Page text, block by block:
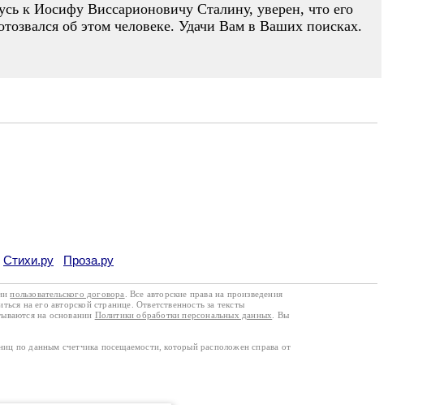
к Иосифу Виссарионовичу Сталину, уверен, что его
об этом человеке. Удачи Вам в Ваших поисках.
Стихи.ру Проза.ру
пользовательского договора
. Все авторские права на произведения
на его авторской странице. Ответственность за тексты
на основании Политики обработки персональных данных
. Вы
по данным счетчика посещаемости, который расположен справа от